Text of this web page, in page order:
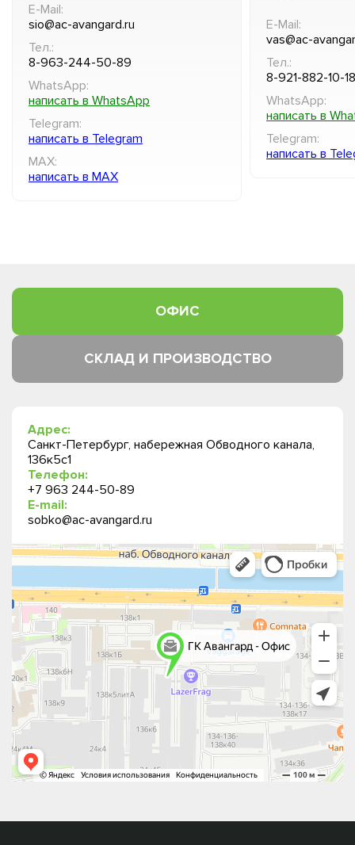
E-Mail:
sio@ac-avangard.ru
Тел.:
8-963-244-50-89
WhatsApp:
написать в WhatsApp
Telegram:
написать в Telegram
MAX:
написать в MAX
E-Mail:
vas@ac-
Тел.:
8-921-882-10-18
WhatsApp:
написать в
Telegram:
написать в
ОФИС
СКЛАД И ПРОИЗВОДСТВО
Адрес:
Санкт-Петербург, набережная Обводного канала,
136к5с1
Телефон:
+7 963 244-50-89
E-mail:
sobko@ac-avangard.ru